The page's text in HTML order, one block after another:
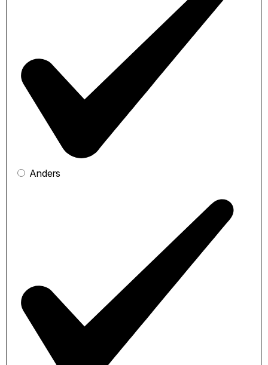
Anders